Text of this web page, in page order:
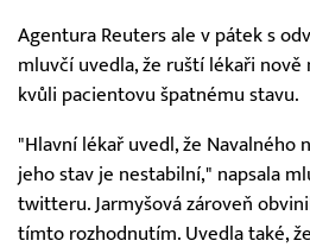
Agentura Reuters ale v pátek s
mluvčí uvedla, že ruští lékaři
kvůli pacientovu špatnému stavu.
"Hlavní lékař uvedl, že Navalného
jeho stav je nestabilní," napsala
twitteru. Jarmyšová zároveň
tímto rozhodnutím. Uvedla také,